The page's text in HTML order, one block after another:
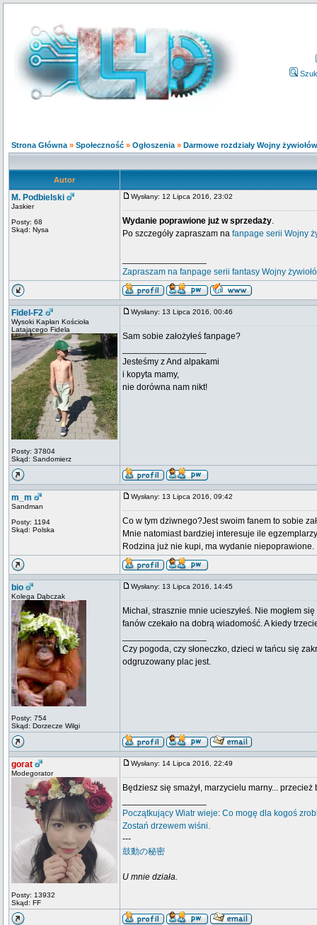
Strona Główna » Społeczność » Ogłoszenia » Darmowe rozdziały Wojny
Autor
M. Podbielski
Jaskier
Posty: 68
Skąd: Nysa
Wysłany: 12 Lipca 2016, 23:02
Wydanie poprawione już w sprzedaży.
Po szczegóły zapraszam na fanpage serii Wojny
Zapraszam na fanpage serii fantasy Wojny
Fidel-F2
Wysoki Kapłan Kościoła
Latającego Fidela
Posty: 37804
Skąd: Sandomierz
Wysłany: 13 Lipca 2016, 00:46
Sam sobie założyłeś fanpage?
Jesteśmy z And alpakami
i kopyta mamy,
nie dorówna nam nikt!
m_m
Sandman
Posty: 1194
Skąd: Polska
Wysłany: 13 Lipca 2016, 09:42
Co w tym dziwnego?Jest swoim fanem to sobie
Mnie natomiast bardziej interesuje ile
Rodzina już nie kupi, ma wydanie niepoprawione.
bio
Kolega Dąbczak
Posty: 754
Skąd: Dorzecze Wilgi
Wysłany: 13 Lipca 2016, 14:45
Michał, strasznie mnie ucieszyłeś. Nie mogłem
fanów czekało na dobrą wiadomość. A kiedy
Czy pogoda, czy słoneczko, dzieci w tańcu się
odgruzowany plac jest.
gorat
Modegorator
Posty: 13932
Skąd: FF
Wysłany: 14 Lipca 2016, 22:49
Będziesz się smażył, marzycielu marny...
Początkujący Wiatr wieje: Co mogę dla kogoś
Zostań drzewem wiśni.
---
鼓動の秘密
U mnie działa.